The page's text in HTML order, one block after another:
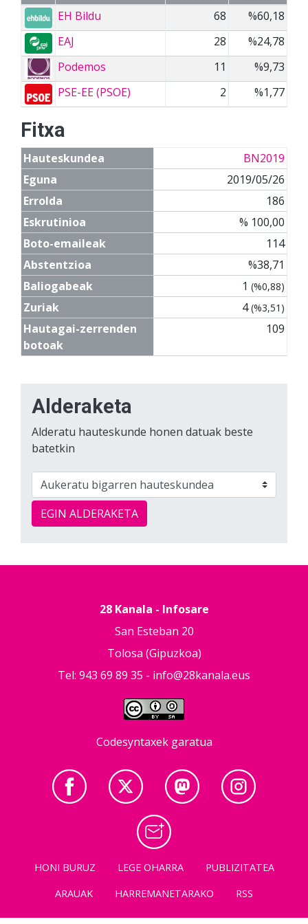
EH Bildu
68
%60,18
EAJ
28
%24,78
Podemos
11
%9,73
PSE-EE (PSOE)
2 %1,77
Fitxa
Hauteskundea
BN2019
Eguna
2019/05/26
Errolda
186
Eskrutinioa
% 100,00
Boto-emaileak
114
Abstentzioa
%38,71
Baliogabeak
1 (%0,88)
Zuriak 4(%3,51)
Hautagai-zerrenden
botoak
109
Alderaketa
Alderatu hauteskunde honen datuak beste
batetkin
EGIN ALDERAKETA
28 Kanala - Infosare
San Esteban 20
Tolosa (Gipuzkoa)
Tel: 943 69 89 35 - info@28kanala.eus
Codesyntaxek garatua
HONI BURUZ LEGE OHARRA
PUBLIZITATEA
ARAUAK
HARREMANETARAKO RSS